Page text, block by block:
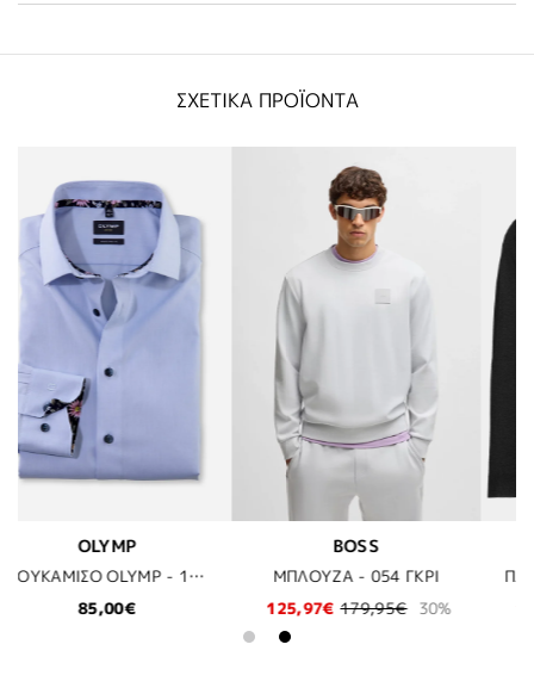
ΣΧΕΤΙΚΑ ΠΡΟΪΟΝΤΑ
KARL LAGERFELD
ΠΛΕΚΤΗ ΖΑΚΕΤΑ KARL LAGERFELD - 990 ΜΑΥΡΟ
174,30€
30%
99,95€